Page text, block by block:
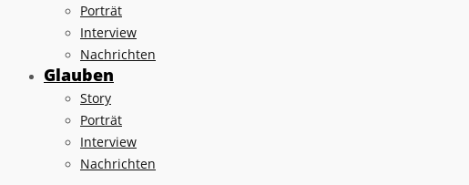
Porträt
Interview
Nachrichten
Glauben
Story
Porträt
Interview
Nachrichten